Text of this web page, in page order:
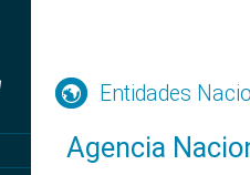
Entidades
Agencia